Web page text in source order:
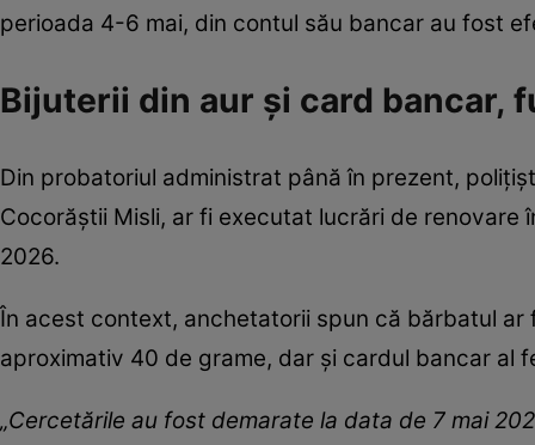
perioada 4-6 mai, din contul său bancar au fost
Bijuterii din aur și card bancar,
Din probatoriul administrat până în prezent,
Cocorăștii Misli, ar fi executat lucrări de renovare
2026.
În acest context, anchetatorii spun că bărbatul
aproximativ 40 de grame, dar și cardul bancar al
„Cercetările au fost demarate la data de 7 mai